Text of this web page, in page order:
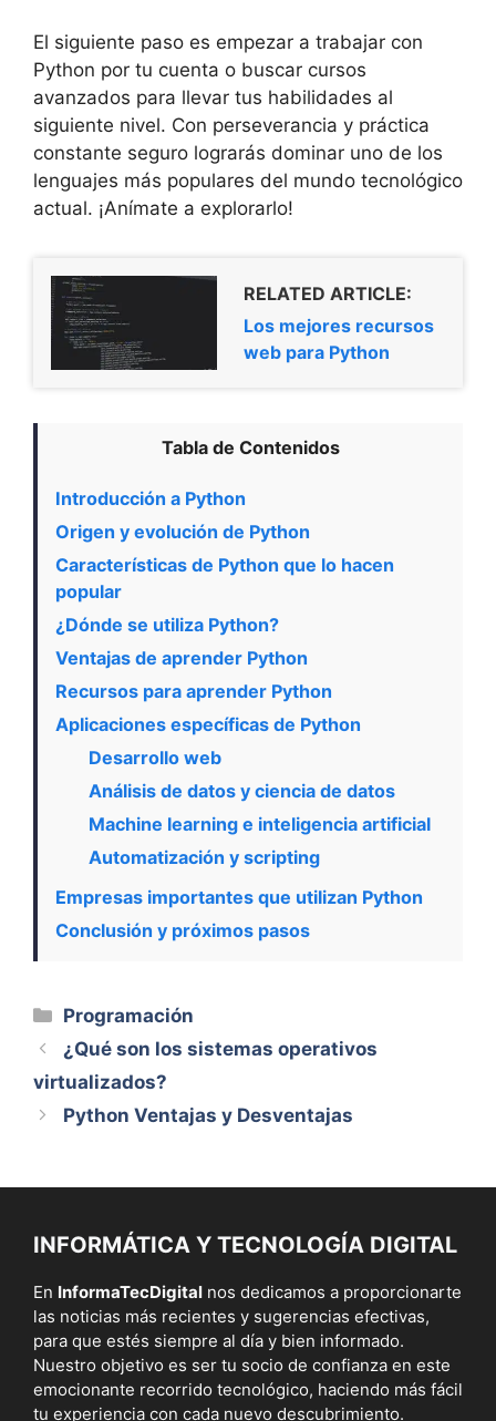
El siguiente paso es empezar a trabajar con
Python por tu cuenta o buscar cursos
avanzados para llevar tus habilidades al
siguiente nivel. Con perseverancia y práctica
constante seguro lograrás dominar uno de los
lenguajes más populares del mundo tecnológico
actual. ¡Anímate a explorarlo!
RELATED ARTICLE:
Los mejores recursos
web para Python
Tabla de Contenidos
Introducción a Python
Origen y evolución de Python
Características de Python que lo hacen
popular
¿Dónde se utiliza Python?
Ventajas de aprender Python
Recursos para aprender Python
Aplicaciones específicas de Python
Desarrollo web
Análisis de datos y ciencia de datos
Machine learning e inteligencia artificial
Automatización y scripting
Empresas importantes que utilizan Python
Conclusión y próximos pasos
Categorías
Programación
¿Qué son los sistemas operativos
virtualizados?
Python Ventajas y Desventajas
INFORMÁTICA Y TECNOLOGÍA DIGITAL
En InformaTecDigital nos dedicamos a proporcionarte
las noticias más recientes y sugerencias efectivas,
para que estés siempre al día y bien informado.
Nuestro objetivo es ser tu socio de confianza en este
emocionante recorrido tecnológico, haciendo más fácil
tu experiencia con cada nuevo descubrimiento.